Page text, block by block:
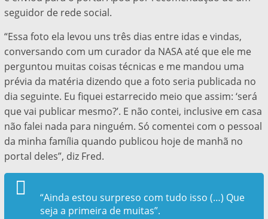
seguidor de rede social.
“Essa foto ela levou uns três dias entre idas e vindas,
conversando com um curador da NASA até que ele me
perguntou muitas coisas técnicas e me mandou uma
prévia da matéria dizendo que a foto seria publicada no
dia seguinte. Eu fiquei estarrecido meio que assim: ‘será
que vai publicar mesmo?’. E não contei, inclusive em casa
não falei nada para ninguém. Só comentei com o pessoal
da minha família quando publicou hoje de manhã no
portal deles”, diz Fred.
“Ainda estou surpreso com tudo isso (…) Que
seja a primeira de muitas”.